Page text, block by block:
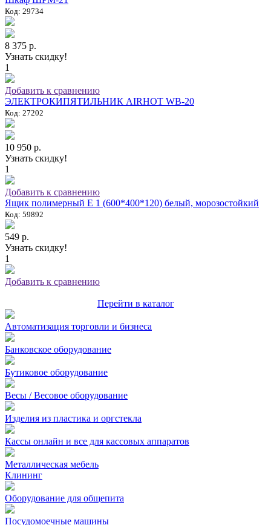
Код: 29734
8 375 р.
Узнать скидку!
1
Добавить к сравнению
ЭЛЕКТРОКИПЯТИЛЬНИК AIRHOT WB-20
Код: 27202
10 950 р.
Узнать скидку!
1
Добавить к сравнению
Ящик полимерный E 1 (600*400*120) белый, морозостойкий
Код: 59892
549 р.
Узнать скидку!
1
Добавить к сравнению
Перейти в каталог
Автоматизация торговли и бизнеса
Банковское оборудование
Бутиковое оборудование
Весы / Весовое оборудование
Изделия из пластика и оргстекла
Кассы онлайн и все для кассовых аппаратов
Металлическая мебель
Клининг
Оборудование для общепита
Посудомоечные машины